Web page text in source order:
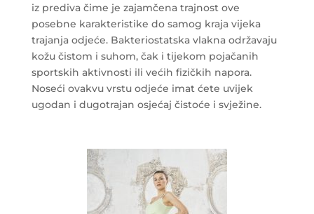
iz prediva čime je zajamčena trajnost ove
posebne karakteristike do samog kraja vijeka
trajanja odjeće. Bakteriostatska vlakna održavaju
kožu čistom i suhom, čak i tijekom pojačanih
sportskih aktivnosti ili većih fizičkih napora.
Noseći ovakvu vrstu odjeće imat ćete uvijek
ugodan i dugotrajan osjećaj čistoće i svježine.